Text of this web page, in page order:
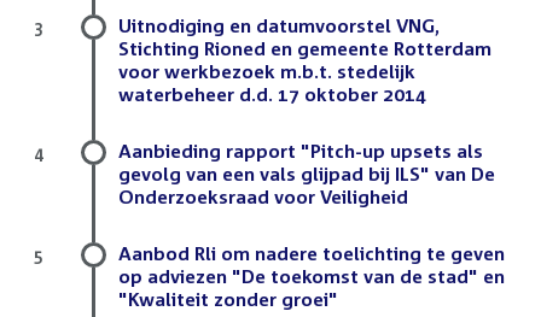
Uitnodiging en datumvoorstel VNG,
Stichting Rioned en gemeente Rotterdam
voor werkbezoek m.b.t. stedelijk
waterbeheer d.d. 17 oktober 2014
3
Aanbieding rapport "Pitch-up upsets als
gevolg van een vals glijpad bij ILS" van De
Onderzoeksraad voor Veiligheid
4
Aanbod Rli om nadere toelichting te geven
op adviezen "De toekomst van de stad" en
"Kwaliteit zonder groei"
5